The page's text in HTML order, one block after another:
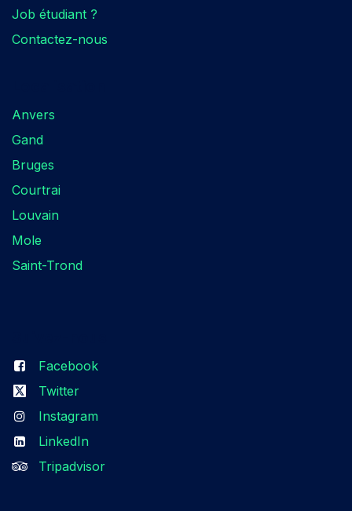
Job étudiant ?
Contactez-nous
Anvers
Gand
Bruges
Courtrai
Louvain
Mole
Saint-Trond
Facebook
Twitter
Instagram
LinkedIn
Tripadvisor